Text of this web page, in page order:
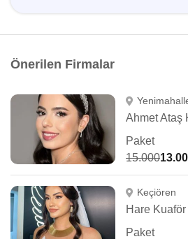
Önerilen Firmalar
Ahmet Ataş
Paket
15.000
Keçiören
Hare
Paket